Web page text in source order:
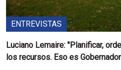
ENTREVISTAS
Luciano Lemaire: "Planificar,
los recursos. Eso es